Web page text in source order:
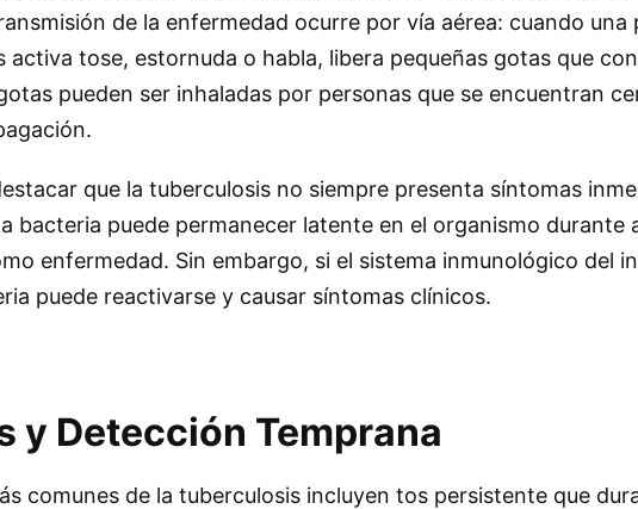
de la enfermedad ocurre por vía aérea: cuando una
activa tose, estornuda o habla, libera pequeñas gotas que
pueden ser inhaladas por personas que se encuentran
que la tuberculosis no siempre presenta síntomas
bacteria puede permanecer latente en el organismo durante
enfermedad. Sin embargo, si el sistema inmunológico del
puede reactivarse y causar síntomas clínicos.
y Detección Temprana
comunes de la tuberculosis incluyen tos persistente que